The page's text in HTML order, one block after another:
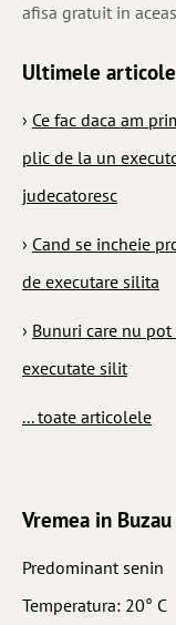
afisa gratuit in
Ultimele articole
› Ce fac daca am
plic de la un
judecatoresc
› Cand se incheie
de executare silita
› Bunuri care nu pot
executate silit
... toate articolele
Vremea in Buzau
Predominant senin
Temperatura: 20° C